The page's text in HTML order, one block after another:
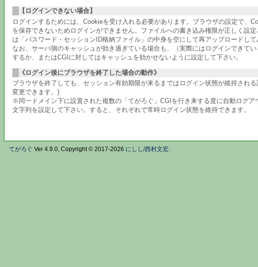
【ログインできない場合】
ログインするためには、Cookieを受け入れる必要があります。ブラウザの設定で
を保存できないためログインができません。ファイルへの書き込み権限が正しく設
は「パスワード・セッションID格納ファイル」の中身を空にして再アップロードして
なお、サーバ側のキャッシュが効き過ぎている場合も、（実際にはログインできて
するか、またはCGIに対してはキャッシュを効かせないように設定して下さい。
《ログイン後にブラウザを終了した場合の動作》
ブラウザを終了しても、セッション有効期限が来るまではログイン状態が維持され
変更できます。)
※同一ドメイン下に設置された複数の「てがろぐ」CGIを行き来する度に自動ログ
文字列を設定して下さい。すると、それぞれで常時ログイン状態を維持できます。
てがろぐ Ver 4.9.0, Copyright © 2017-2026 にしし/西村文宏.